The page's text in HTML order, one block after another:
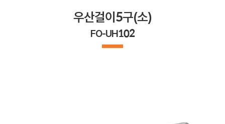
우산걸이5구(소)
FO-UH102